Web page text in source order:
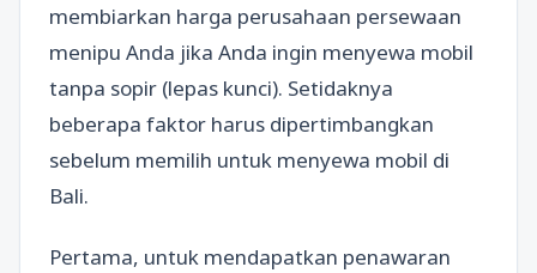
membiarkan harga perusahaan persewaan
menipu Anda jika Anda ingin menyewa mobil
tanpa sopir (lepas kunci). Setidaknya
beberapa faktor harus dipertimbangkan
sebelum memilih untuk menyewa mobil di
Bali.
Pertama, untuk mendapatkan penawaran